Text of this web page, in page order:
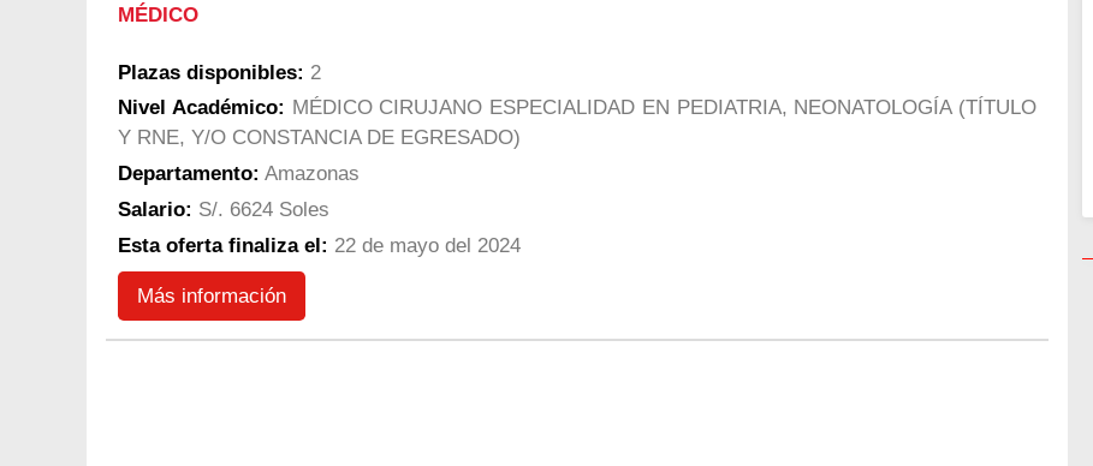
MÉDICO
Plazas disponibles: 2
Nivel Académico: MÉDICO CIRUJANO ESPECIALIDAD EN PEDIATRIA, NEONATOLOGÍA (TÍTULO
Y RNE, Y/O CONSTANCIA DE EGRESADO)
Departamento: Amazonas
Salario: S/. 6624 Soles
Esta oferta finaliza el: 22 de mayo del 2024
Más información